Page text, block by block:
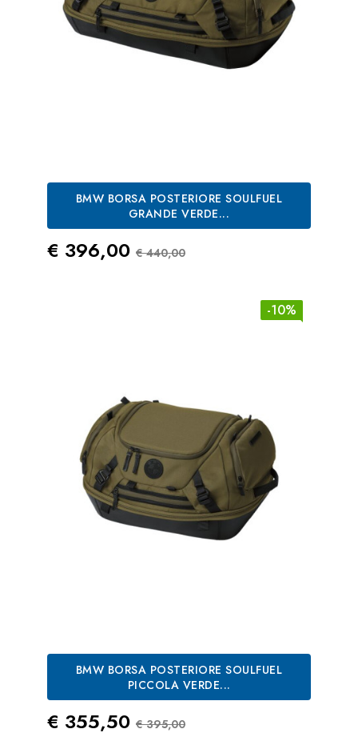
BMW BORSA POSTERIORE SOULFUEL
GRANDE VERDE...
Prezzo
€ 396,00 Prezzo Standard
€ 440,00
-10%
BMW BORSA POSTERIORE SOULFUEL
PICCOLA VERDE...
Prezzo
€ 355,50 Prezzo Standard
€ 395,00